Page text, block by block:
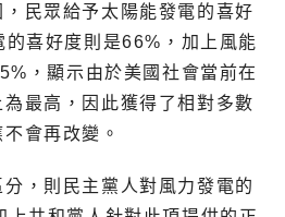
民眾給予太陽能發電的喜好
喜好度則是66%，加上風能
，顯示由於美國社會當前在
最高，因此獲得了相對多數
會再改變。
，則民主黨人對風力發電的